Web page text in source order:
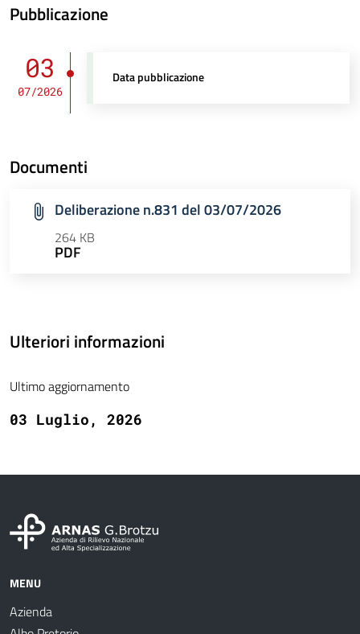
Pubblicazione
03
07/2026
Data pubblicazione
Documenti
Deliberazione n.831 del 03/07/2026
264 KB
PDF
Ulteriori informazioni
Ultimo aggiornamento
03 Luglio, 2026
MENU
Azienda